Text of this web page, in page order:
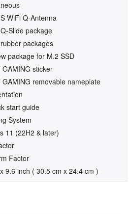
WiFi Q-Antenna
Slide package
packages
package for M.2 SSD
GAMING sticker
GAMING removable nameplate
start guide
System
11 (22H2 & later)
Factor
9.6 inch ( 30.5 cm x 24.4 cm )